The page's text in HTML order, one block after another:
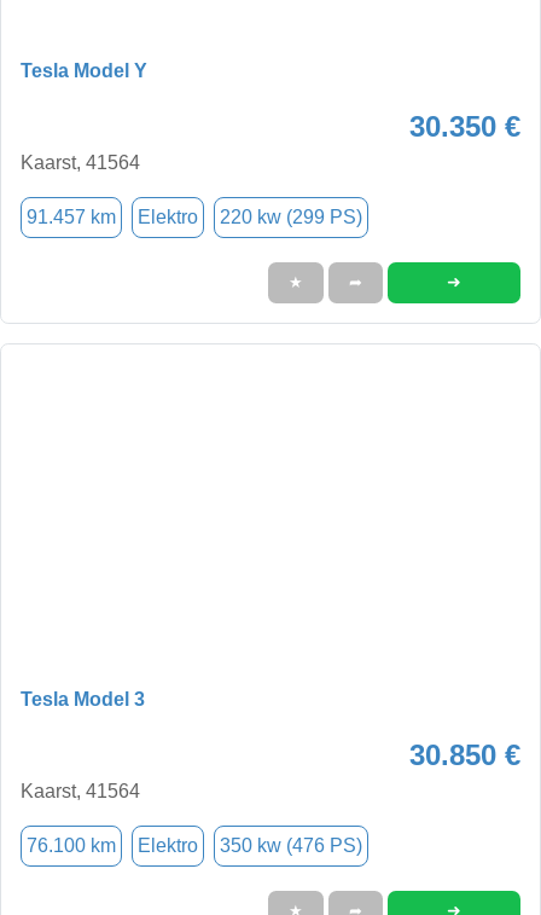
Tesla Model Y
30.350 €
Kaarst, 41564
91.457 km Elektro 220 kw (299 PS)
★ ➦ ➜
Tesla Model 3
30.850 €
Kaarst, 41564
76.100 km Elektro 350 kw (476 PS)
★ ➦ ➜